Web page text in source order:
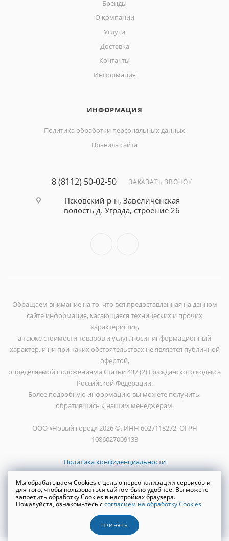
Бренды
О компании
Услуги
Доставка
Контакты
Информация
ИНФОРМАЦИЯ
Политика обработки персональных данных
Правила сайта
8 (8112) 50-02-50 ЗАКАЗАТЬ ЗВОНОК
Псковский р-н, Завеличенская
волость д. Уграда, строение 26
Обращаем внимание на то, что вся предоставленная на данном
сайте информация, касающаяся технических и прочих
характеристик,
а также стоимости товаров и услуг, носит информационный
характер, и ни при каких обстоятельствах не является публичной
офертой,
определяемой положениями Статьи 437 (2) Гражданского кодекса
Российской Федерации.
Более подробную информацию вы можете получить,
обратившись к нашим менеджерам.
ООО «Новый город» 2026 ©, ИНН 6027118272, ОГРН
1086027009133
Политика конфиденциальности
Создание сайта WRP
Мы обрабатываем Cookies с целью персонализации сервисов и
для того, чтобы пользоваться сайтом было удобнее. Вы можете
запретить обработку Cookies в настройках браузера.
Пожалуйста, ознакомьтесь ссогласием на обработку Cookies
ПРИНЯТЬ